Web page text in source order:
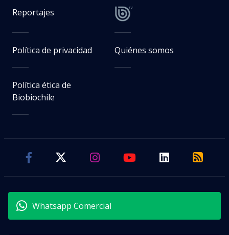
Reportajes
Política de privacidad Quiénes somos
Política ética de
Biobiochile
Whatsapp Comercial